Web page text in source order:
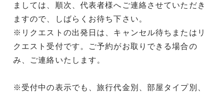
ましては、順次、代表者様へご連絡させていただき
ますので、しばらくお待ち下さい。
※リクエストの出発日は、キャンセル待ちまたはリ
クエスト受付です。ご予約がお取りできる場合の
み、ご連絡いたします。
※受付中の表示でも、旅行代金別、部屋タイプ別、